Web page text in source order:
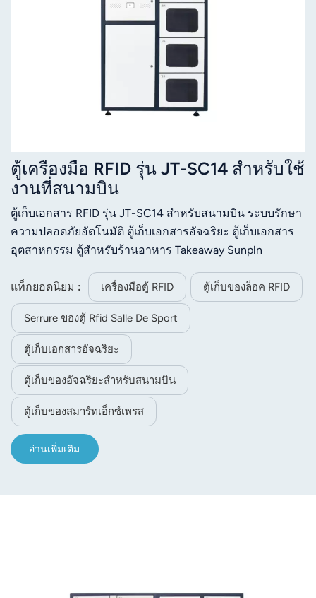
ตู้เครื่องมือ RFID รุ่น JT-SC14 สำหรับใช้
งานที่สนามบิน
ตู้เก็บเอกสาร RFID รุ่น JT-SC14 สำหรับสนามบิน ระบบรักษา
ความปลอดภัยอัตโนมัติ ตู้เก็บเอกสารอัจฉริยะ ตู้เก็บเอกสาร
อุตสาหกรรม ตู้สำหรับร้านอาหาร Takeaway Sunpln
แท็กยอดนิยม : เครื่องมือตู้ RFID ตู้เก็บของล็อค RFID
Serrure ของตู้ Rfid Salle De Sport
ตู้เก็บเอกสารอัจฉริยะ
ตู้เก็บของอัจฉริยะสำหรับสนามบิน
ตู้เก็บของสมาร์ทเอ็กซ์เพรส
อ่านเพิ่มเติม